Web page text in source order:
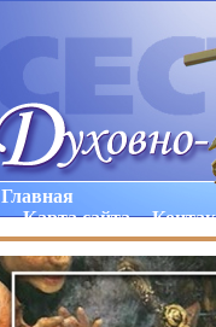
Главная
Карта сайта